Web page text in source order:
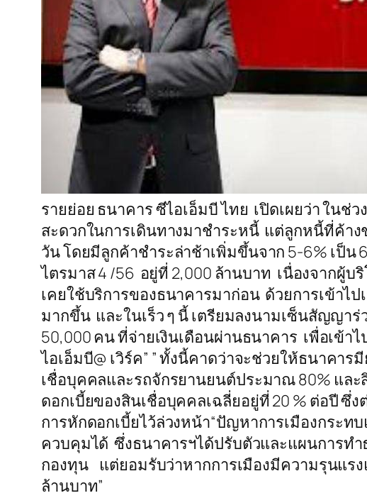
รายย่อย ธนาคาร ซีไอเอ็มบี ไทย เปิดเผยว่า ใน
สะดวกในการเดินทางมาชำระหนี้ แต่ลูกหนี้ที่ค้าง
วัน โดยมีลูกค้าชำระล่าช้าเพิ่มขึ้นจาก 5-6% เป็
ไตรมาส 4 /56 อยู่ที่ 2,000 ล้านบาท เนื่องจากผู้
เคยใช้บริการของธนาคารมาก่อน ด้วยการเข้าไ
มากขึ้น และในเร็ว ๆ นี้ เตรียมลงนามเซ็นสัญญ
50,000 คน ที่จ่ายเงินเดือนผ่านธนาคาร เพื่อเข้า
ไอเอ็มบี@ เวิร์ค” ” ทั้งนี้คาดว่าจะช่วยให้ธนาคา
เชื่อบุคคลและรถจักรยานยนต์ประมาณ 80% และ
ดอกเบี้ยของสินเชื่อบุคคลเฉลี่ยอยู่ที่ 20 % ต่อปี ซึ่
การหักดอกเบี้ยไว้ล่วงหน้า“ปัญหาการเมืองกระท
ควบคุมได้ ซึ่งธนาคารฯได้ปรับตัวและแผนการ
กองทุน แต่ยอมรับว่าหากการเมืองมีความรุนแร
ล้านบาท”